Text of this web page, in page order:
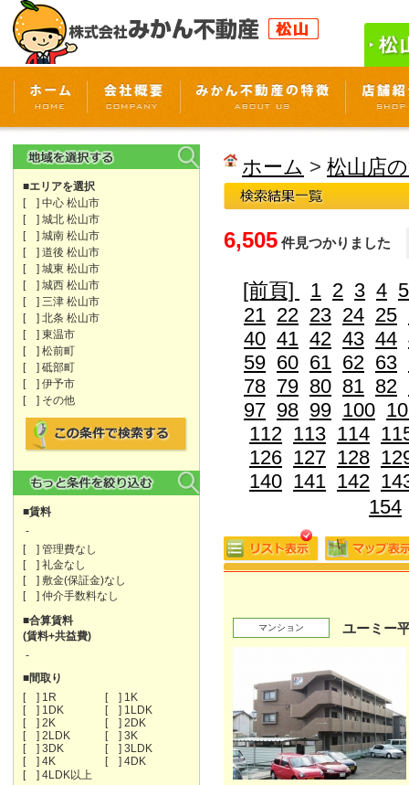
■エリアを選択
[ ] 中心 松山市
[ ] 城北 松山市
[ ] 城南 松山市
[ ] 道後 松山市
[ ] 城東 松山市
[ ] 城西 松山市
[ ] 三津 松山市
[ ] 北条 松山市
[ ] 東温市
[ ] 松前町
[ ] 砥部町
[ ] 伊予市
[ ] その他
■賃料
-
[ ] 管理費なし
[ ] 礼金なし
[ ] 敷金(保証金)なし
[ ] 仲介手数料なし
■合算賃料
(賃料+共益費)
-
■間取り
[ ] 1R
[ ] 1K
[ ] 1DK
[ ] 1LDK
[ ] 2K
[ ] 2DK
[ ] 2LDK
[ ] 3K
[ ] 3DK
[ ] 3LDK
[ ] 4K
[ ] 4DK
[ ] 4LDK以上
ホーム > 松山店
6,505 件見つかりました
[前頁] 1 2 3 4 5
21 22 23 24 25
40 41 42 43 44
59 60 61 62 63
78 79 80 81 82
97 98 99 100
112 113 114
126 127 128
140 141 142
154
マンション ユーミー